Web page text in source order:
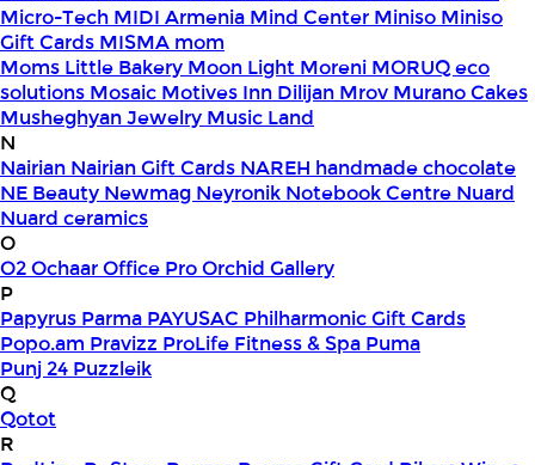
Micro-Tech MIDI Armenia Mind Center Miniso Miniso
Gift Cards MISMA mom
Moms Little Bakery Moon Light Moreni MORUQ eco
solutions Mosaic Motives Inn Dilijan Mrov Murano Cakes
Musheghyan Jewelry Music Land
N
Nairian Nairian Gift Cards NAREH handmade chocolate
NE Beauty Newmag Neyronik Notebook Centre Nuard
Nuard ceramics
O
O2OchaarOffice ProOrchid Gallery
P
Papyrus Parma PAYUSAC Philharmonic Gift Cards
Popo.am Pravizz ProLife Fitness & Spa Puma
Punj 24 Puzzleik
Q
Qotot
R